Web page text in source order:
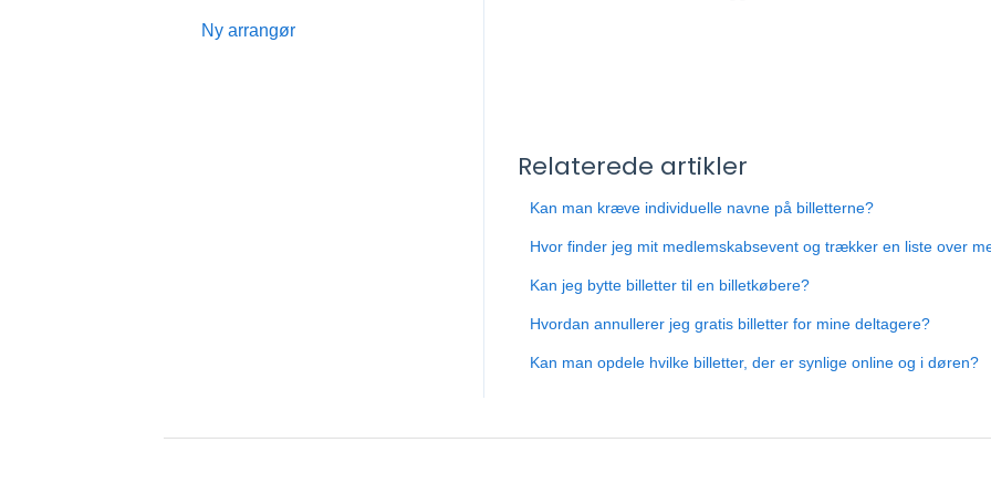
Relaterede artikler
Kan man kræve individuelle navne på billetterne?
Hvor finder jeg mit medlemskabsevent og trækker en liste over
Kan jeg bytte billetter til en billetkøbere?
Hvordan annullerer jeg gratis billetter for mine deltagere?
Kan man opdele hvilke billetter, der er synlige online og i døren?
Medlemsskab
Ny arrangør